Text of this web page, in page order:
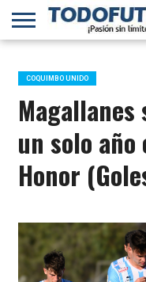
PRIMERA
B
SELECCIÓN
CHILENA
CHILENOS
EN EL
MUNDO
FÚTBOL
INTERNACIONAL
COQUIMBO UNIDO
un solo año
Honor